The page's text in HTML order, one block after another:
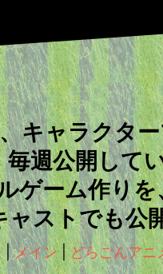
キャラクタ
週公開して
ゲーム作り
ストでも公
|メイン|どらごんアニ